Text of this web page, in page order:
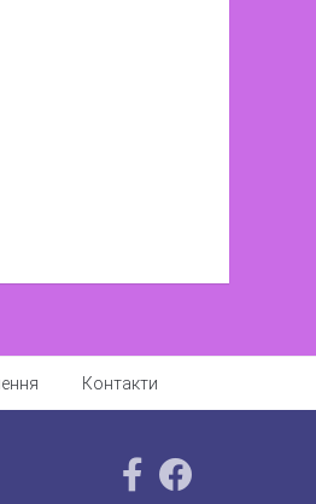
Контакти